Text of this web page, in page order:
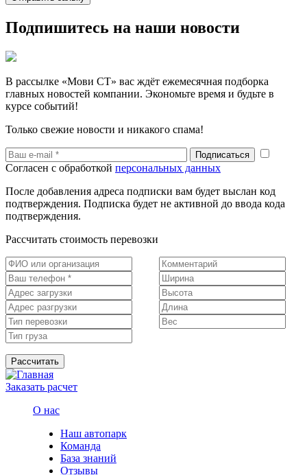
Подпишитесь на наши новости
В рассылке «Мови СТ» вас ждёт ежемесячная подборка
главных новостей компании. Экономьте время и будьте в
курсе событий!
Только свежие новости и никакого спама!
Согласен с обработкой персональных данных
После добавления адреса подписки вам будет выслан код
подтверждения. Подписка будет не активной до ввода кода
подтверждения.
Рассчитать стоимость перевозки
Рассчитать
Заказать расчет
О нас
Наш автопарк
Команда
База знаний
Отзывы